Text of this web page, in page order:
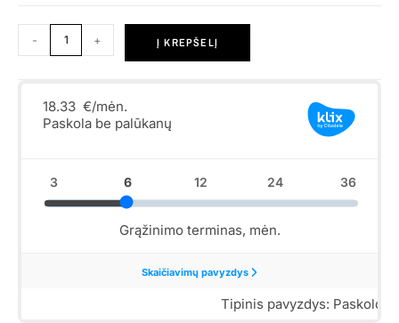
- + Į KREPŠELĮ